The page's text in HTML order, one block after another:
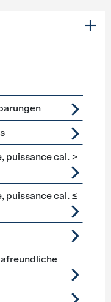
puissance cal. >
puissance cal. ≤